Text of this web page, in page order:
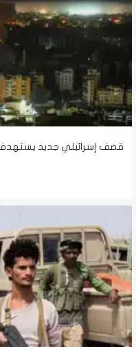
قصف إسرائيلي جديد يستهدف